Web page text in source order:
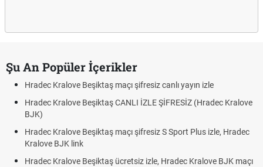
Şu An Popüler İçerikler
Hradec Kralove Beşiktaş maçı şifresiz canlı yayın izle
Hradec Kralove Beşiktaş CANLI İZLE ŞİFRESİZ (Hradec Kralove
BJK)
Hradec Kralove Beşiktaş maçı şifresiz S Sport Plus izle, Hradec
Kralove BJK link
Hradec Kralove Beşiktaş ücretsiz izle, Hradec Kralove BJK maçı